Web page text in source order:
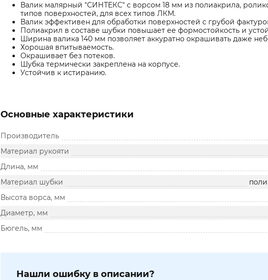
Валик малярный "СИНТЕКС" с ворсом 18 мм из полиакрила,
типов поверхностей, для всех типов ЛКМ.
Валик эффективен для обработки поверхностей с грубой
Полиакрил в составе шубки повышает ее формостойкость и
Ширина валика 140 мм позволяет аккуратно окрашивать даже
Хорошая впитываемость.
Окрашивает без потеков.
Шубка термически закреплена на корпусе.
Устойчив к истиранию.
Основные характеристики
Производитель
Материал рукояти
Длина, мм
Материал шубки
Высота ворса, мм
Диаметр, мм
Бюгель, мм
Нашли ошибку в описании?